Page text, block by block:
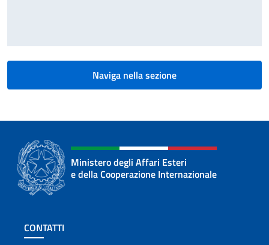
Naviga nella sezione
Ministero degli Affari Esteri
e della Cooperazione Internazionale
Sezione footer
CONTATTI